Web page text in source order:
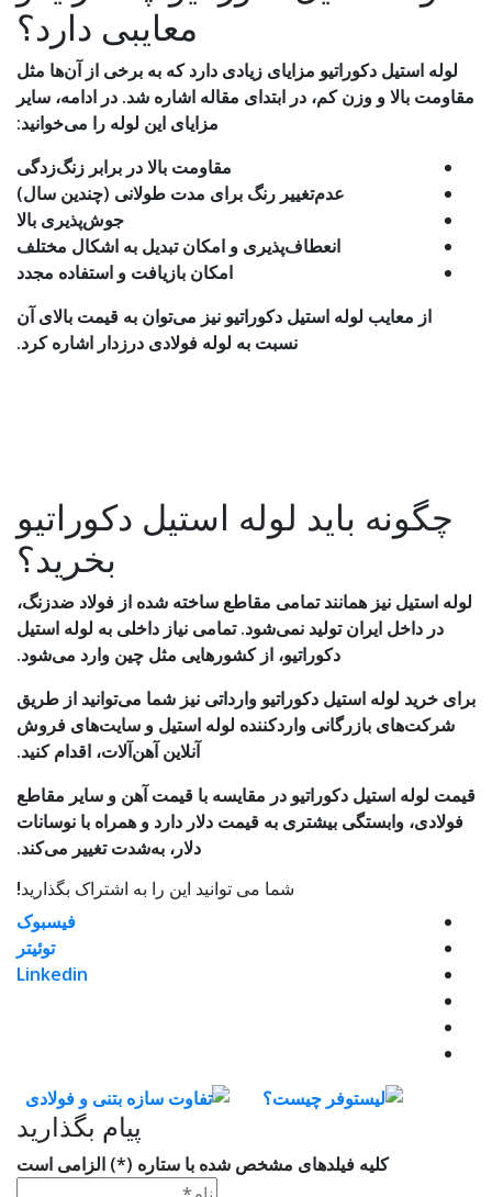
معایبی دارد؟
لوله استیل دکوراتیو مزایای زیادی دارد که به برخی از آن‌ها مثل
مقاومت بالا و وزن کم، در ابتدای مقاله اشاره شد. در ادامه، سایر
مزایای این لوله را می‌خوانید:
مقاومت بالا در برابر زنگ‌زدگی
عدم‌تغییر رنگ برای مدت طولانی (چندین سال)
جوش‌پذیری بالا
انعطاف‌پذیری و امکان تبدیل به اشکال مختلف
امکان بازیافت و استفاده مجدد
از معایب لوله استیل دکوراتیو نیز می‌توان به قیمت بالای آن
نسبت به لوله فولادی درزدار اشاره کرد.
چگونه باید لوله استیل دکوراتیو
بخرید؟
لوله استیل نیز همانند تمامی مقاطع ساخته شده از فولاد ضدزنگ،
در داخل ایران تولید نمی‌شود. تمامی نیاز داخلی به لوله استیل
دکوراتیو، از کشورهایی مثل چین وارد می‌شود.
برای خرید لوله استیل دکوراتیو وارداتی نیز شما می‌توانید از طریق
شرکت‌های بازرگانی واردکننده لوله استیل و سایت‌های فروش
آنلاین آهن‌آلات، اقدام کنید.
قیمت لوله استیل دکوراتیو در مقایسه با قیمت آهن و سایر مقاطع
فولادی، وابستگی بیشتری به قیمت دلار دارد و همراه با نوسانات
دلار، به‌شدت تغییر می‌کند.
شما می توانید این را به اشتراک بگذارید!
فیسبوک
توئیتر
Linkedin
پیام بگذارید
کلیه فیلدهای مشخص شده با ستاره (*) الزامی است